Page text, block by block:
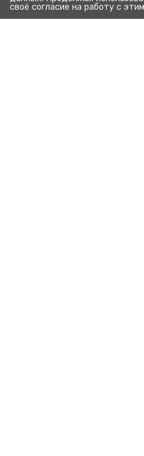
своё согласие на работу с